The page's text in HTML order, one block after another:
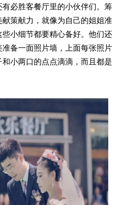
必胜客餐厅里的小伙伴们。筹
策献力，就像为自己的姐姐准
小细节都要精心备好。他们还
备一面照片墙，上面每张照片
小两口的点点滴滴，而且都是